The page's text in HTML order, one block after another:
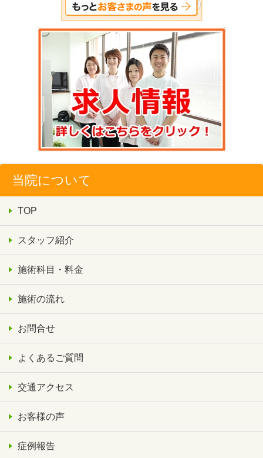
当院について
TOP
スタッフ紹介
施術科目・料金
施術の流れ
お問合せ
よくあるご質問
交通アクセス
お客様の声
症例報告